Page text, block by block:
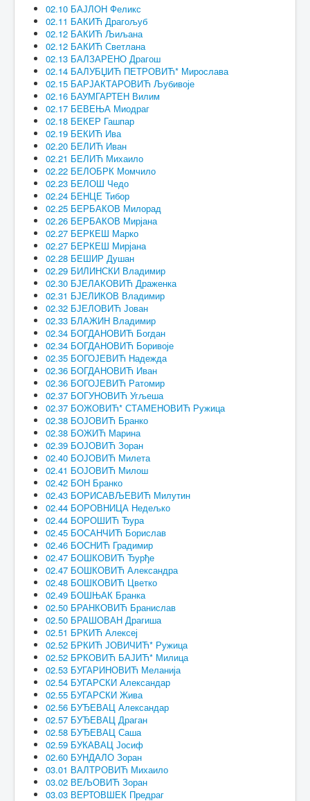
02.10 БАЈЛОН Феликс
02.11 БАКИЋ Драгољуб
02.12 БАКИЋ Љиљана
02.12 БАКИЋ Светлана
02.13 БАЛЗАРЕНО Драгош
02.14 БАЛУБЏИЋ ПЕТРОВИЋ* Мирослава
02.15 БАРЈАКТАРОВИЋ Љубивоје
02.16 БАУМГАРТЕН Вилим
02.17 БЕВЕЊА Миодраг
02.18 БЕКЕР Гашпар
02.19 БЕКИЋ Ива
02.20 БЕЛИЋ Иван
02.21 БЕЛИЋ Михаило
02.22 БЕЛОБРК Момчило
02.23 БЕЛОШ Чедо
02.24 БЕНЦЕ Тибор
02.25 БЕРБАКОВ Милорад
02.26 БЕРБАКОВ Мирјана
02.27 БЕРКЕШ Марко
02.27 БЕРКЕШ Мирјана
02.28 БЕШИР Душан
02.29 БИЛИНСКИ Владимир
02.30 БЈЕЛАКОВИЋ Драженка
02.31 БЈЕЛИКОВ Владимир
02.32 БЈЕЛОВИЋ Јован
02.33 БЛАЖИН Владимир
02.34 БОГДАНОВИЋ Богдан
02.34 БОГДАНОВИЋ Боривоје
02.35 БОГОЈЕВИЋ Надежда
02.36 БОГДАНОВИЋ Иван
02.36 БОГОЈЕВИЋ Ратомир
02.37 БОГУНОВИЋ Угљеша
02.37 БОЖОВИЋ* СТАМЕНОВИЋ Ружица
02.38 БОЈОВИЋ Бранко
02.38 БОЖИЋ Марина
02.39 БОЈОВИЋ Зоран
02.40 БОЈОВИЋ Милета
02.41 БОЈОВИЋ Милош
02.42 БОН Бранко
02.43 БОРИСАВЉЕВИЋ Милутин
02.44 БОРОВНИЦА Недељко
02.44 БОРОШИЋ Ђура
02.45 БОСАНЧИЋ Борислав
02.46 БОСНИЋ Градимир
02.47 БОШКОВИЋ Ђурђе
02.47 БОШКОВИЋ Александра
02.48 БОШКОВИЋ Цветко
02.49 БОШЊАК Бранка
02.50 БРАНКОВИЋ Бранислав
02.50 БРАШОВАН Драгиша
02.51 БРКИЋ Алексеј
02.52 БРКИЋ ЈОВИЧИЋ* Ружица
02.52 БРКОВИЋ БАЈИЋ* Милица
02.53 БУГАРИНОВИЋ Меланија
02.54 БУГАРСКИ Александар
02.55 БУГАРСКИ Жива
02.56 БУЂЕВАЦ Александар
02.57 БУЂЕВАЦ Драган
02.58 БУЂЕВАЦ Саша
02.59 БУКАВАЦ Јосиф
02.60 БУНДАЛО Зоран
03.01 ВАЛТРОВИЋ Михаило
03.02 ВЕЉОВИЋ Зоран
03.03 ВЕРТОВШЕК Предраг